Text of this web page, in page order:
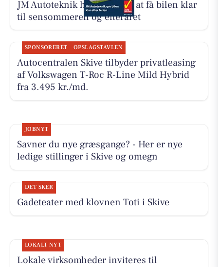
JM Autoteknik hjælper med at få bilen klar
til sensommeren og efteråret
SPONSORERET OPSLAGSTAVLEN
Autocentralen Skive tilbyder privatleasing
af Volkswagen T-Roc R-Line Mild Hybrid
fra 3.495 kr./md.
JOBNYT
Savner du nye græsgange? - Her er nye
ledige stillinger i Skive og omegn
DET SKER
Gadeteater med klovnen Toti i Skive
LOKALT NYT
Lokale virksomheder inviteres til